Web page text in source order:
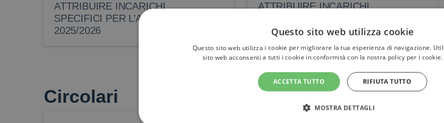
ATTRIBUIRE INCARICHI
SPECIFICI PER L’A. S.
2025/2026
ATTRIBUIRE INCARICHI
2025/2026
Circolari
Questo sito web utilizza cookie
Questo sito web utilizza i cookie per migliorare la tua esperienza di navigazione.
sito web acconsenti a tutti i cookie in conformità con la nostra policy per i cookie.
ACCETTA TUTTO RIFIUTA TUTTO
MOSTRA DETTAGLI